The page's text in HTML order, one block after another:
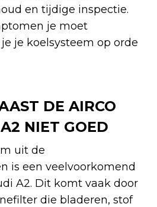
en tijdige inspectie.
je moet
je koelsysteem op orde
DE AIRCO
NIET GOED
uit de
is een veelvoorkomend
A2. Dit komt vaak door
die bladeren, stof